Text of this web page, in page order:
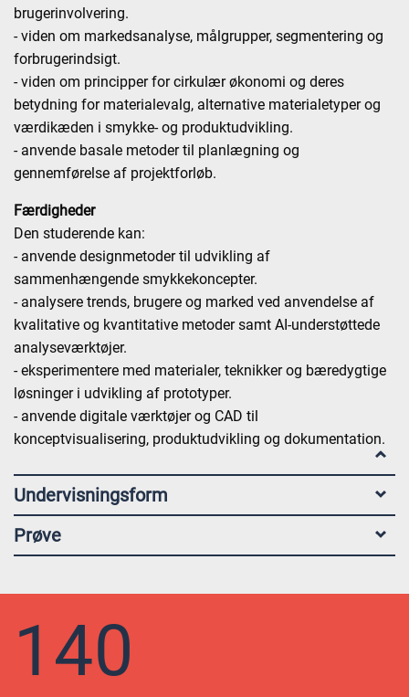
brugerinvolvering.
- viden om markedsanalyse, målgrupper, segmentering og
forbrugerindsigt.
- viden om principper for cirkulær økonomi og deres
betydning for materialevalg, alternative materialetyper og
værdikæden i smykke- og produktudvikling.
- anvende basale metoder til planlægning og
gennemførelse af projektforløb.
Færdigheder
Den studerende kan:
- anvende designmetoder til udvikling af
sammenhængende smykkekoncepter.
- analysere trends, brugere og marked ved anvendelse af
kvalitative og kvantitative metoder samt AI-understøttede
analyseværktøjer.
- eksperimentere med materialer, teknikker og bæredygtige
løsninger i udvikling af prototyper.
- anvende digitale værktøjer og CAD til
konceptvisualisering, produktudvikling og dokumentation.
Undervisningsform
Prøve
140